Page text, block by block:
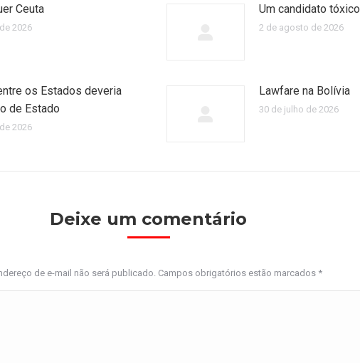
Ceuta
2026
Um candidato tóxico
2 de agosto de 2026
os Estados deveria
de Estado
2026
Lawfare na Bolívia
30 de julho de 2026
Deixe um comentário
de e-mail não será publicado. Campos obrigatórios estão marcados *